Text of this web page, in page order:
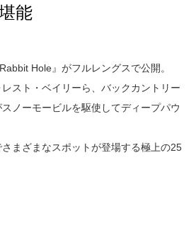
能
Hole』がフルレングスで公開。
スト・ベイリーら、バックカントリー
ノーモービルを駆使してディープパウ
まざまなスポットが登場する極上の25